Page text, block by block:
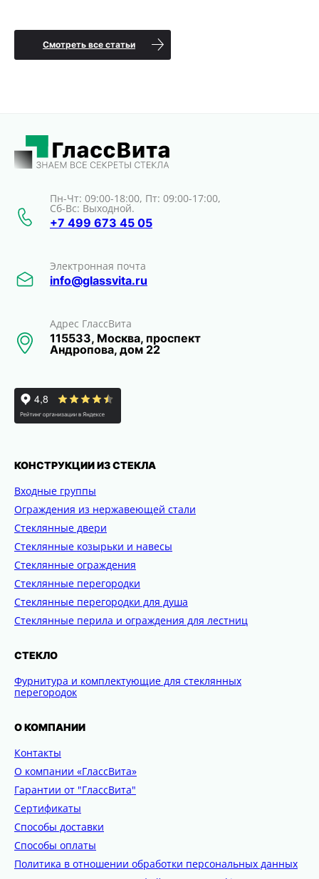
Смотреть все статьи
Пн-Чт: 09:00-18:00, Пт: 09:00-17:00,
Сб-Вс: Выходной.
+7 499 673 45 05
Электронная почта
info@glassvita.ru
Адрес ГлассВита
115533, Москва, проспект
Андропова, дом 22
КОНСТРУКЦИИ ИЗ СТЕКЛА
Входные группы
Ограждения из нержавеющей стали
Стеклянные двери
Стеклянные козырьки и навесы
Стеклянные ограждения
Стеклянные перегородки
Стеклянные перегородки для душа
Стеклянные перила и ограждения для лестниц
СТЕКЛО
Фурнитура и комплектующие для стеклянных
перегородок
О КОМПАНИИ
Контакты
О компании «ГлассВита»
Гарантии от "ГлассВита"
Сертификаты
Способы доставки
Способы оплаты
Политика в отношении обработки персональных данных